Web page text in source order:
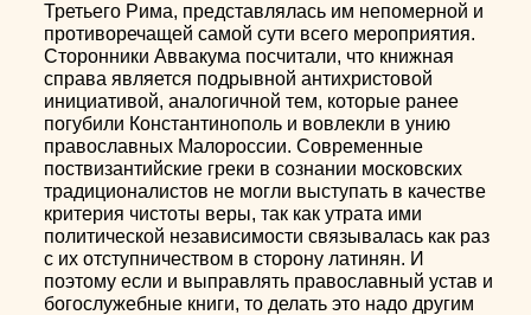
Третьего Рима, представлялась им непомерной и
противоречащей самой сути всего мероприятия.
Сторонники Аввакума посчитали, что книжная
справа является подрывной антихристовой
инициативой, аналогичной тем, которые ранее
погубили Константинополь и вовлекли в унию
православных Малороссии. Современные
поствизантийские греки в сознании московских
традиционалистов не могли выступать в качестве
критерия чистоты веры, так как утрата ими
политической независимости связывалась как раз
с их отступничеством в сторону латинян. И
поэтому если и выправлять православный устав и
богослужебные книги, то делать это надо другим